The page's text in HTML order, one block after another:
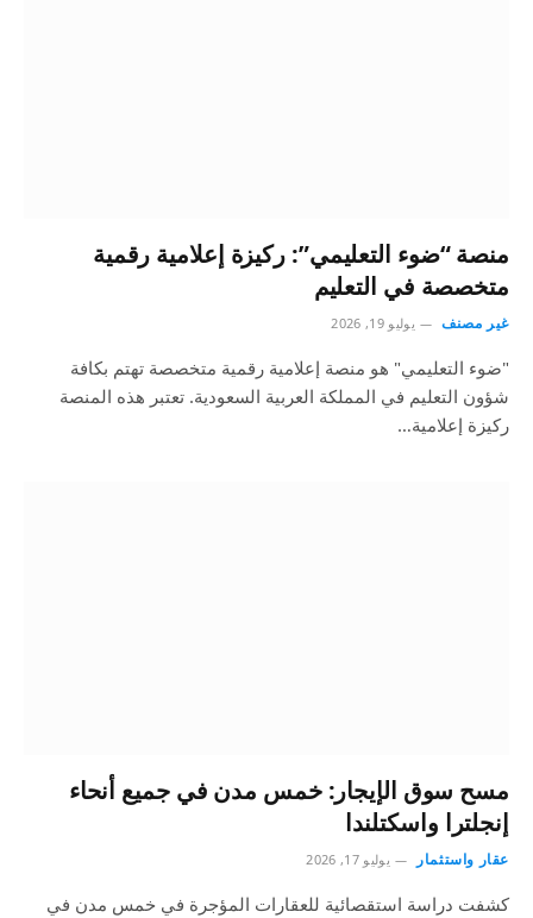
منصة “ضوء التعليمي”: ركيزة إعلامية رقمية
متخصصة في التعليم
غير مصنف يوليو 19, 2026
"ضوء التعليمي" هو منصة إعلامية رقمية متخصصة تهتم بكافة
شؤون التعليم في المملكة العربية السعودية. تعتبر هذه المنصة
ركيزة إعلامية…
مسح سوق الإيجار: خمس مدن في جميع أنحاء
إنجلترا واسكتلندا
عقار واستثمار يوليو 17, 2026
كشفت دراسة استقصائية للعقارات المؤجرة في خمس مدن في